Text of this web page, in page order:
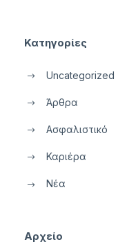
Κατηγορίες
Uncategorized
Άρθρα
Ασφαλιστικό
Καριέρα
Νέα
Αρχείο